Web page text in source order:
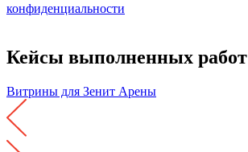
конфиденциальности
Кейсы выполненных работ
Витрины для Зенит Арены